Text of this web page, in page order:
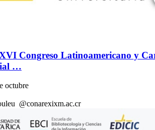
Congreso Latinoamericano y
…
octubre
@conarexixm.ac.cr